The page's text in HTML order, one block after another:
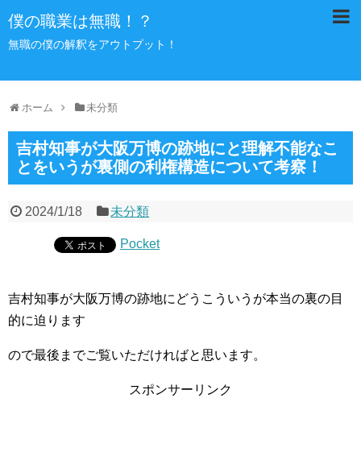
僕の職業は無職！？
無職の僕の解釈をアウトプット！
ホーム 未分類
吉村知事が大阪万博の跡地にと理解不能なこ
とをいうが裏側の利権構造について考察！
2024/1/18 未分類
Pocket
吉村知事が大阪万博の跡地にどうこういうが本当の裏の目
的に迫ります
ので最後までご覧いただければと思います。
スポンサーリンク